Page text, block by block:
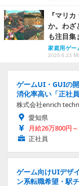
『マリ
か。わざ
も注目集
家庭用ゲー
2025.6.23
ゲームUI・GUIの
消化率高い「正社
株式会社enrich
愛知県
月給26万800円
正社員
ゲーム向けUIデザ
ン系転職希望・駅